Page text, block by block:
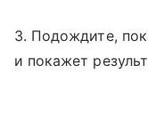
3. Подождите,
и покажет